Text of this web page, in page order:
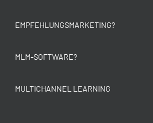
EMPFEHLUNGSMARKETING?
MLM-SOFTWARE?
MULTICHANNEL LEARNING